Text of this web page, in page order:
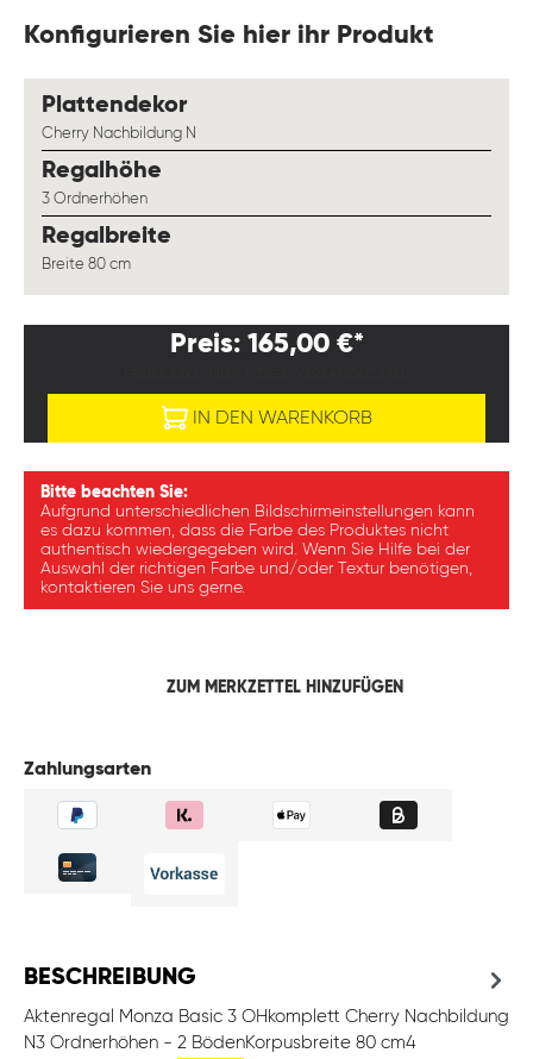
Konfigurieren Sie hier ihr Produkt
Plattendekorauswählen
Cherry Nachbildung N
Regalhöhe
3 Ordnerhöhen
Regalbreite
Breite 80 cm
Preis: 165,00 €*
IN DEN WARENKORB
Bitte beachten Sie:
Aufgrund unterschiedlichen Bildschirmeinstellungen kann
es dazu kommen, dass die Farbe des Produktes nicht
authentisch wiedergegeben wird. Wenn Sie Hilfe bei der
Auswahl der richtigen Farbe und/oder Textur benötigen,
kontaktieren Sie uns gerne.
ZUM MERKZETTEL HINZUFÜGEN
Zahlungsarten
BESCHREIBUNG
Aktenregal Monza Basic 3 OHkomplett Cherry Nachbildung
N3 Ordnerhöhen - 2 BödenKorpusbreite 80 cm4